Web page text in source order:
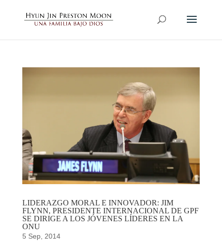
LIDERAZGO MORAL E INNOVADOR: JIM
FLYNN, PRESIDENTE INTERNACIONAL DE GPF
SE DIRIGE A LOS JÓVENES LÍDERES EN LA
ONU
5 Sep, 2014